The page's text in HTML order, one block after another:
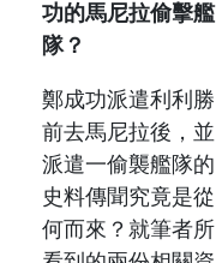
功的馬尼拉偷擊艦
隊？
鄭成功派遣利 利勝
前去馬尼拉後，並
派遣一偷襲艦隊的
史料傳聞究竟是從
何而來？就筆者所